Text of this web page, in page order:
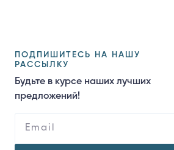
ПОДПИШИТЕСЬ НА НАШУ
РАССЫЛКУ
Будьте в курсе наших лучших
предложений!